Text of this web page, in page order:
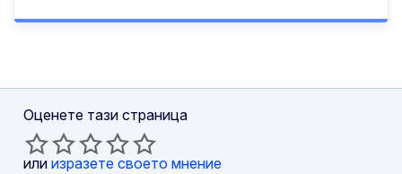
Оценете тази страница
или изразете своето мнение